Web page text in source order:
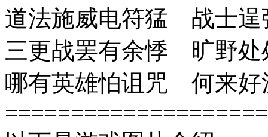
道法施威电符猛 战士
三更战罢有余悸 旷野
哪有英雄怕诅咒 何来